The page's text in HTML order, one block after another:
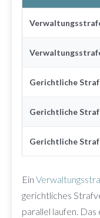
Gerichtliche
Gerichtliche
Gerichtliche
Ein
gerichtliches
parallel laufen.